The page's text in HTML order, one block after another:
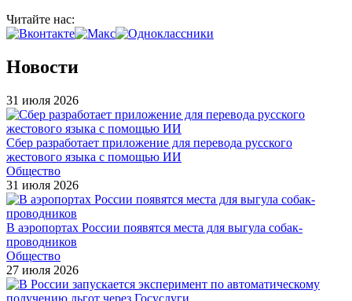
Читайте нас:
Новости
31 июля 2026
Сбер разработает приложение для перевода русского
жестового языка с помощью ИИ
Общество
31 июля 2026
В аэропортах России появятся места для выгула собак-
проводников
Общество
27 июля 2026